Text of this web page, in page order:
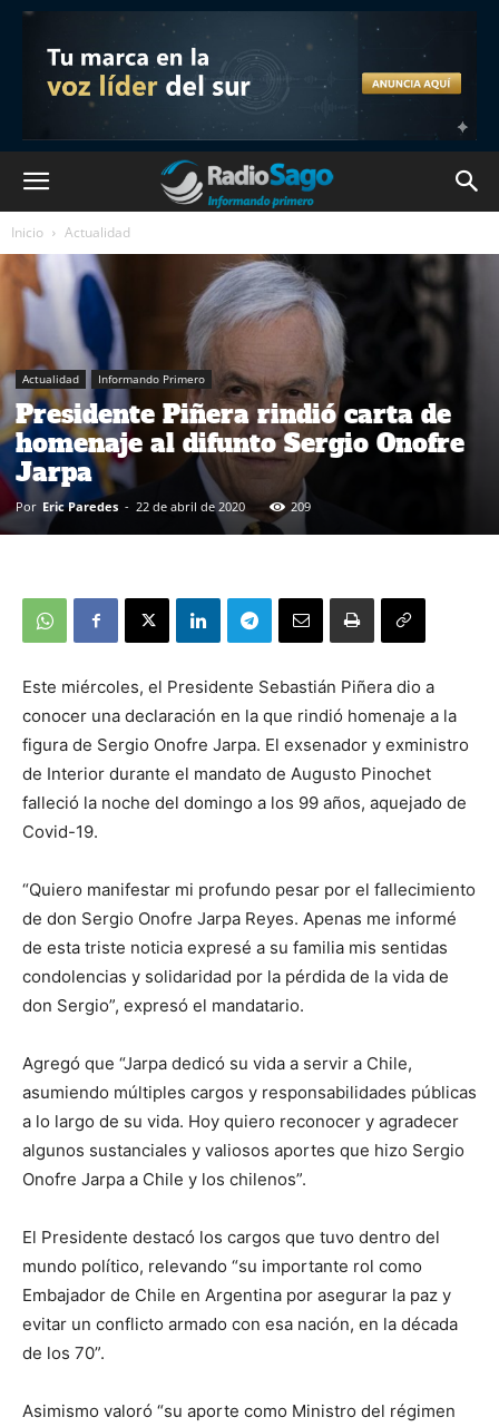
Inicio Actualidad
Actualidad Informando Primero
Presidente Piñera rindió carta de
homenaje al difunto Sergio Onofre
Jarpa
Por Eric Paredes - 22 de abril de 2020 209
Este miércoles, el Presidente Sebastián Piñera dio a
conocer una declaración en la que rindió homenaje a la
figura de Sergio Onofre Jarpa. El exsenador y exministro
de Interior durante el mandato de Augusto Pinochet
falleció la noche del domingo a los 99 años, aquejado de
Covid-19.
“Quiero manifestar mi profundo pesar por el fallecimiento
de don Sergio Onofre Jarpa Reyes. Apenas me informé
de esta triste noticia expresé a su familia mis sentidas
condolencias y solidaridad por la pérdida de la vida de
don Sergio”, expresó el mandatario.
Agregó que “Jarpa dedicó su vida a servir a Chile,
asumiendo múltiples cargos y responsabilidades públicas
a lo largo de su vida. Hoy quiero reconocer y agradecer
algunos sustanciales y valiosos aportes que hizo Sergio
Onofre Jarpa a Chile y los chilenos”.
El Presidente destacó los cargos que tuvo dentro del
mundo político, relevando “su importante rol como
Embajador de Chile en Argentina por asegurar la paz y
evitar un conflicto armado con esa nación, en la década
de los 70”.
Asimismo valoró “su aporte como Ministro del régimen